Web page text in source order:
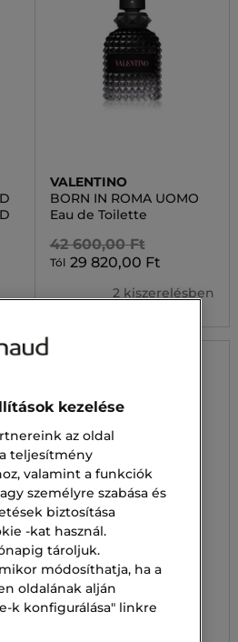
VALENTINO
BORN IN ROMA UOMO
Eau de Toilette
42 600,00 Ft
Tól 29 820,00 Ft
2 kiszerelésben
kezelése
az oldal
teljesítmény
valamint a funkciók
személyre szabása és
biztosítása
-kat használ.
tároljuk.
módosíthatja, ha a
oldalának alján
k konfigurálása" linkre